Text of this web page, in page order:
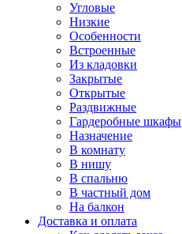
Угловые
Низкие
Особенности
Встроенные
Из кладовки
Закрытые
Открытые
Раздвижные
Гардеробные шкафы
Назначение
В комнату
В нишу
В спальню
В частный дом
На балкон
Доставка и оплата